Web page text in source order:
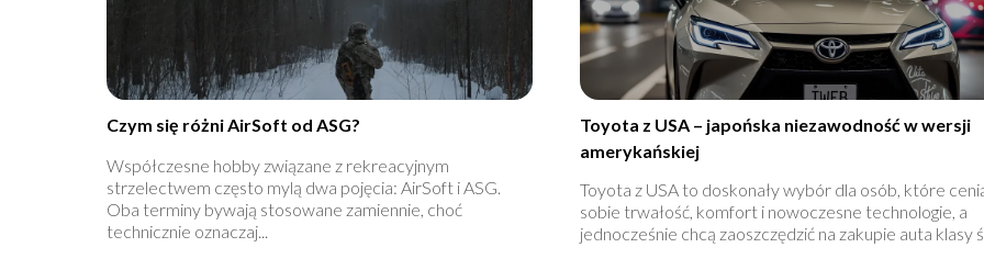
Czym się różni AirSoft od ASG?
Współczesne hobby związane z rekreacyjnym
strzelectwem często mylą dwa pojęcia: AirSoft i ASG.
Oba terminy bywają stosowane zamiennie, choć
technicznie oznaczaj...
Toyota z USA – japońska niezawodność w wersji
amerykańskiej
Toyota z USA to doskonały wybór dla osób, które
sobie trwałość, komfort i nowoczesne technologie, a
jednocześnie chcą zaoszczędzić na zakupie auta klasy